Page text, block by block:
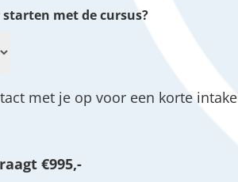
met de cursus?
met je op voor een korte intake
€995,-